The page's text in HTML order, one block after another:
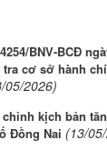
BNV-BCĐ
tra cơ sở hành
05/2026)
kịch bản
Đồng Nai (13/